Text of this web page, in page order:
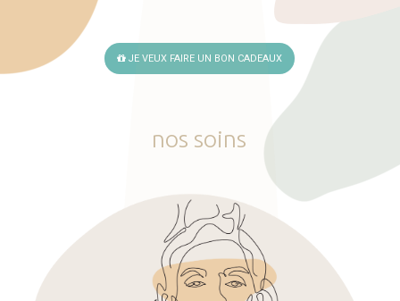
JE VEUX FAIRE UN BON CADEAUX
nos soins